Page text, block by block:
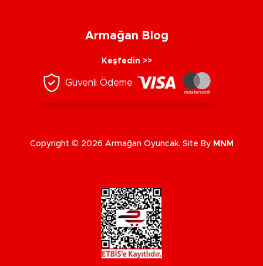
Armağan Blog
Keşfedin >>
Güvenli Ödeme
Copyright © 2026 Armağan Oyuncak. Site By MNM